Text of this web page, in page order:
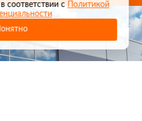
соответствии сПолитикой
Понятно